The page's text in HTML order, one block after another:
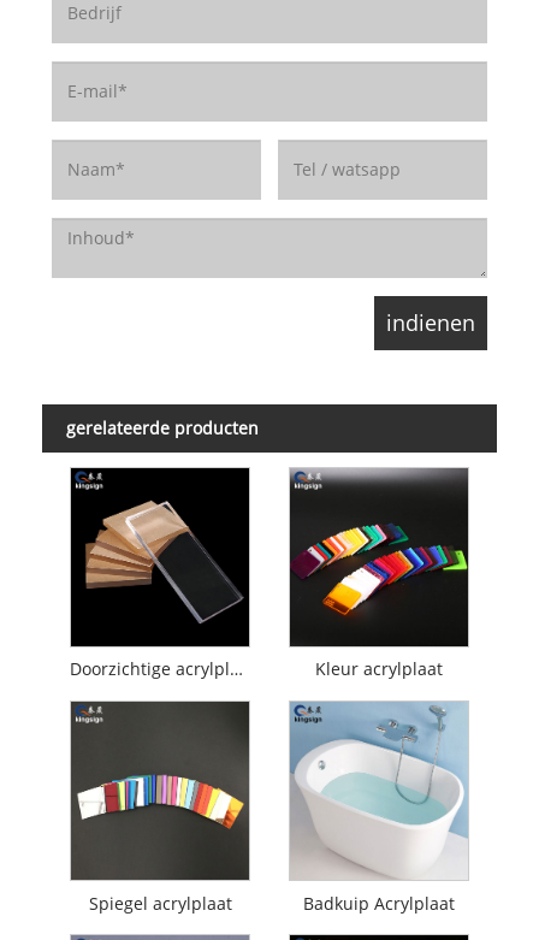
gerelateerde producten
Doorzichtige acrylplaat Kleur acrylplaat
Spiegel acrylplaat Badkuip Acrylplaat